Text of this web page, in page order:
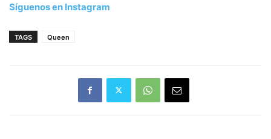
Síguenos en Instagram
TAGS Queen